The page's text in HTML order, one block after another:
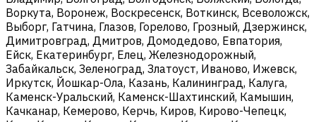
Воркута, Воронеж, Воскресенск, Воткинск, Всеволожск,
Выборг, Гатчина, Глазов, Горелово, Грозный, Дзержинск,
Димитровград, Дмитров, Домодедово, Евпатория,
Ейск, Екатеринбург, Елец, Железнодорожный,
Забайкальск, Зеленоград, Златоуст, Иваново, Ижевск,
Иркутск, Йошкар-Ола, Казань, Калининград, Калуга,
Каменск-Уральский, Каменск-Шахтинский, Камышин,
Качканар, Кемерово, Керчь, Киров, Кирово-Чепецк,